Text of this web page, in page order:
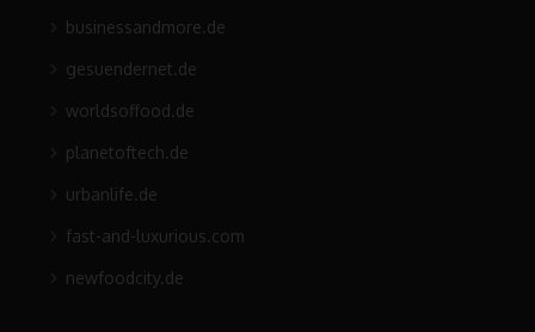
businessandmore.de
gesuendernet.de
worldsoffood.de
planetoftech.de
urbanlife.de
fast-and-luxurious.com
newfoodcity.de